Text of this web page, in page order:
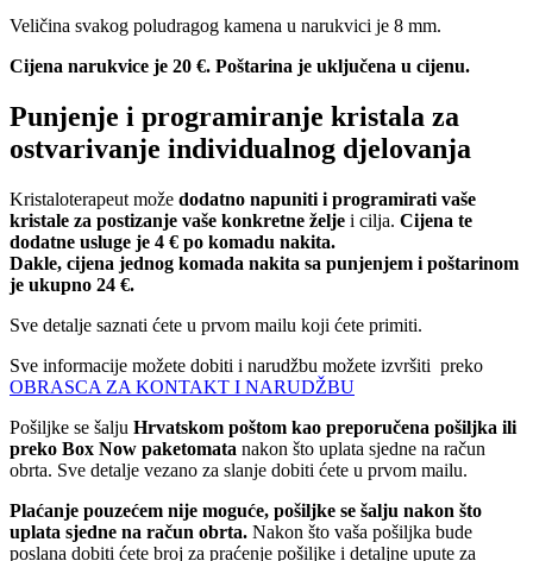
Veličina svakog poludragog kamena u narukvici je 8 mm.
Cijena narukvice je 20 €. Poštarina je uključena u cijenu.
Punjenje i programiranje kristala za
ostvarivanje individualnog djelovanja
Kristaloterapeut može dodatno napuniti i programirati vaše
kristale za postizanje vaše konkretne želje i cilja. Cijena te
dodatne usluge je 4 € po komadu nakita.
Dakle, cijena jednog komada nakita sa punjenjem i poštarinom
je ukupno 24 €.
Sve detalje saznati ćete u prvom mailu koji ćete primiti.
Sve informacije možete dobiti i narudžbu možete izvršiti preko
OBRASCA ZA KONTAKT I NARUDŽBU
Pošiljke se šalju Hrvatskom poštom kao preporučena pošiljka ili
preko Box Now paketomata nakon što uplata sjedne na račun
obrta. Sve detalje vezano za slanje dobiti ćete u prvom mailu.
Plaćanje pouzećem nije moguće, pošiljke se šalju nakon što
uplata sjedne na račun obrta. Nakon što vaša pošiljka bude
poslana dobiti ćete broj za praćenje pošiljke i detaljne upute za